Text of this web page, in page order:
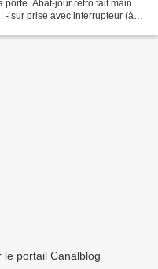
Abat-jour rétro fait main.
sur prise avec interrupteur (à
le portail Canalblog